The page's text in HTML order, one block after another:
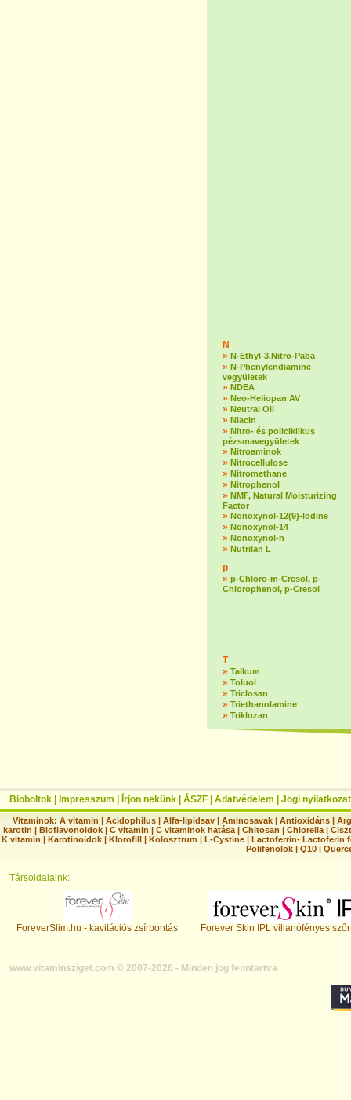
N
» N-Ethyl-3.Nitro-Paba
» N-Phenylendiamine
vegyületek
» NDEA
» Neo-Heliopan AV
» Neutral Oil
» Niacin
» Nitro- és policiklikus
pézsmavegyületek
» Nitroaminok
» Nitrocellulose
» Nitromethane
» Nitrophenol
» NMF, Natural Moisturizing
Factor
» Nonoxynol-12(9)-lodine
» Nonoxynol-14
» Nonoxynol-n
» Nutrilan L
p
» p-Chloro-m-Cresol, p-
Chlorophenol, p-Cresol
T
» Talkum
» Toluol
» Triclosan
» Triethanolamine
» Triklozan
Bioboltok Impresszum Írjon nekünk ÁSZF Adatvédelem Jogi nyilatkozat
Vitaminok: A vitamin |Acidophilus |Alfa-lipidsav |Aminosavak |Antioxidáns |
karotin | Bioflavonoidok | C vitamin | C vitaminok hatása | Chitosan | Chlorella |
K vitamin | Karotinoidok | Klorofill | Kolosztrum | L-Cystine | Lactoferrin- Lactoferin
Polifenolok |Q10 |
Társoldalaink:
ForeverSlim.hu - kavitációs zsírbontás Forever Skin IPL villanófényes
www.vitaminsziget.com © 2007-2026 - Minden jog fenntartva